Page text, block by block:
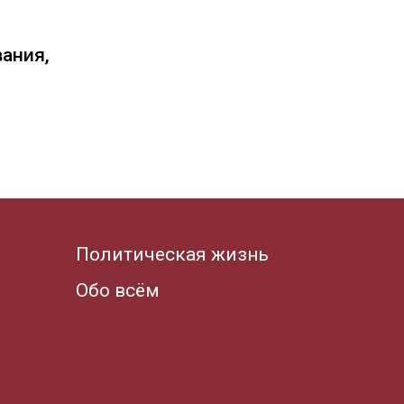
Политическая жизнь
Обо всём